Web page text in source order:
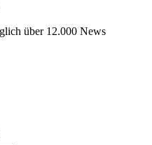
über 12.000 News